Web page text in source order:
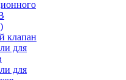
клапан
для
для